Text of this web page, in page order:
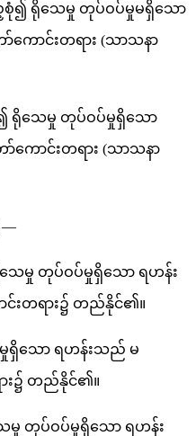
စုံ၍ ရိုသေမှု တုပ်ဝပ်မှုမရှိသော
ောင်းတရား (သာသနာ
၍ ရိုသေမှု တုပ်ဝပ်မှုရှိသော
ကောင်းတရား (သာသနာ
—
ေမှု တုပ်ဝပ်မှုရှိသော ရဟန်း
င်းတရား၌ တည်နိုင်၏။
ရှိသော ရဟန်းသည် မ
း၌ တည်နိုင်၏။
ေမှု တုပ်ဝပ်မှုရှိသော ရဟန်း